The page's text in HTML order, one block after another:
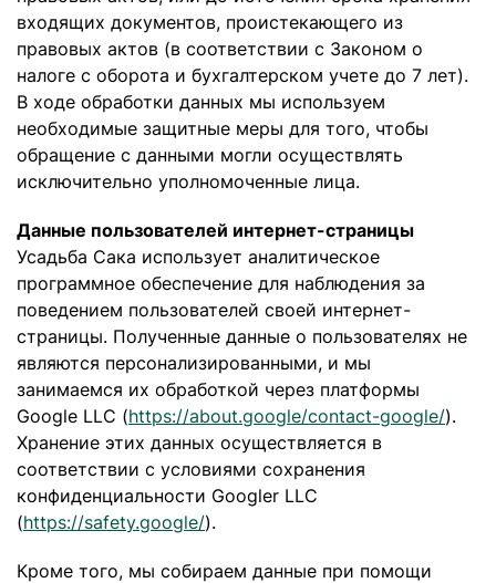
входящих документов, проистекающего из
правовых актов (в соответствии с Законом о
налоге с оборота и бухгалтерском учете до 7 лет).
В ходе обработки данных мы используем
необходимые защитные меры для того, чтобы
обращение с данными могли осуществлять
исключительно уполномоченные лица.
Данные пользователей интернет-страницы
Усадьба Сака использует аналитическое
программное обеспечение для наблюдения за
поведением пользователей своей интернет-
страницы. Полученные данные о пользователях не
являются персонализированными, и мы
занимаемся их обработкой через платформы
Google LLC (https://about.google/contact-google/).
Хранение этих данных осуществляется в
соответствии с условиями сохранения
конфиденциальности Googler LLC
(https://safety.google/).
Кроме того, мы собираем данные при помощи